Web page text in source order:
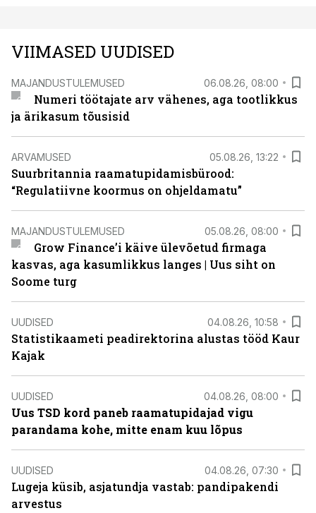
VIIMASED UUDISED
MAJANDUSTULEMUSED 06.08.26, 08:00
Numeri töötajate arv vähenes, aga tootlikkus
ja ärikasum tõusisid
ARVAMUSED 05.08.26, 13:22
Suurbritannia raamatupidamisbürood:
“Regulatiivne koormus on ohjeldamatu”
MAJANDUSTULEMUSED 05.08.26, 08:00
Grow Finance’i käive ülevõetud firmaga
kasvas, aga kasumlikkus langes | Uus siht on
Soome turg
UUDISED 04.08.26, 10:58
Statistikaameti peadirektorina alustas tööd Kaur
Kajak
UUDISED 04.08.26, 08:00
Uus TSD kord paneb raamatupidajad vigu
parandama kohe, mitte enam kuu lõpus
UUDISED 04.08.26, 07:30
Lugeja küsib, asjatundja vastab: pandipakendi
arvestus